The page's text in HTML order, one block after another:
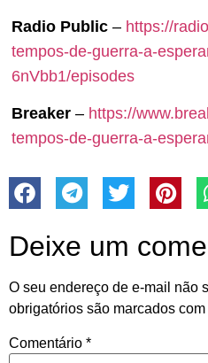
Radio Public – https://
tempos-de-guerra-a-
6nVbb1/episodes
Breaker – https://
tempos-de-guerra-a-
Deixe um
O seu endereço de e-mail não
obrigatórios são marcados com
Comentário *